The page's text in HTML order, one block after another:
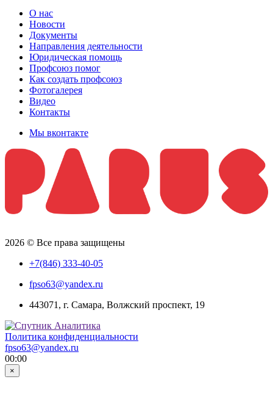
О нас
Новости
Документы
Направления деятельности
Юридическая помощь
Профсоюз помог
Как создать профсоюз
Фотогалерея
Видео
Контакты
Мы вконтакте
2026 © Все права защищены
+7(846) 333-40-05
fpso63@yandex.ru
443071, г. Самара, Волжский проспект, 19
Политика конфиденциальности
fpso63@yandex.ru
00:00
×